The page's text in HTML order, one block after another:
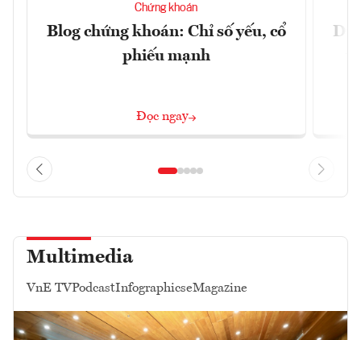
Chứng khoán
Blog chứng khoán: Chỉ số yếu, cổ
phiếu mạnh
Đọc ngay
Dự
Multimedia
VnE TVPodcastInfographicseMagazine